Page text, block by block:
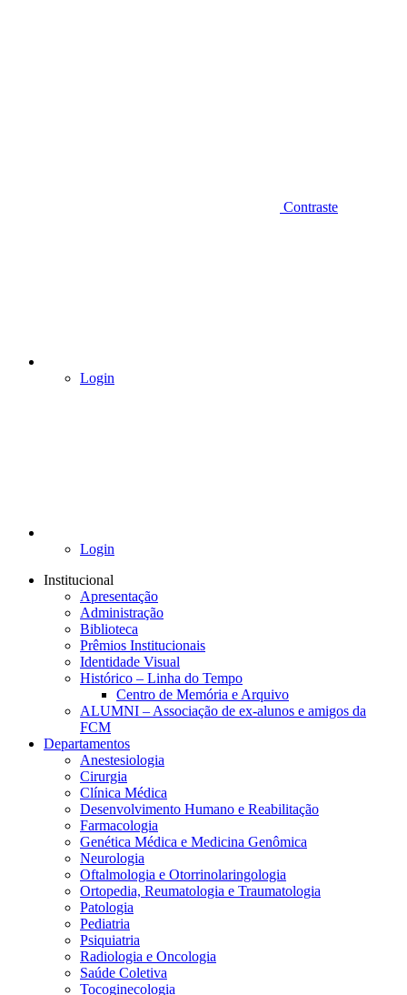
Contraste
Login
Login
Institucional
Apresentação
Administração
Biblioteca
Prêmios Institucionais
Identidade Visual
Histórico – Linha do Tempo
Centro de Memória e Arquivo
ALUMNI – Associação de ex-alunos e amigos da
FCM
Departamentos
Anestesiologia
Cirurgia
Clínica Médica
Desenvolvimento Humano e Reabilitação
Farmacologia
Genética Médica e Medicina Genômica
Neurologia
Oftalmologia e Otorrinolaringologia
Ortopedia, Reumatologia e Traumatologia
Patologia
Pediatria
Psiquiatria
Radiologia e Oncologia
Saúde Coletiva
Tocoginecologia